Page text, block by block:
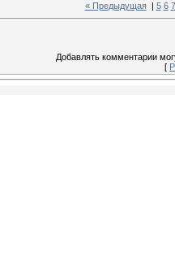
« Предыдущая| 5 6 7
Добавлять комментарии
[